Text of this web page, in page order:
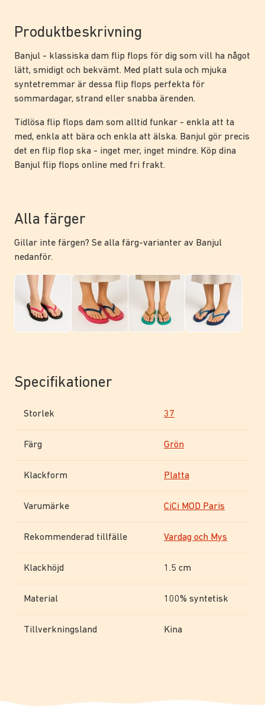
Produktbeskrivning
Banjul - klassiska dam flip flops för dig som vill ha något
lätt, smidigt och bekvämt. Med platt sula och mjuka
syntetremmar är dessa flip flops perfekta för
sommardagar, strand eller snabba ärenden.
Tidlösa flip flops dam som alltid funkar - enkla att ta
med, enkla att bära och enkla att älska. Banjul gör precis
det en flip flop ska - inget mer, inget mindre. Köp dina
Banjul flip flops online med fri frakt.
Alla färger
Gillar inte färgen? Se alla färg-varianter av Banjul
nedanför.
Specifikationer
Storlek 37
Färg Grön
Klackform Platta
Varumärke CiCi MOD Paris
Rekommenderad tillfälle Vardag och Mys
Klackhöjd 1.5 cm
Material 100% syntetisk
Tillverkningsland Kina